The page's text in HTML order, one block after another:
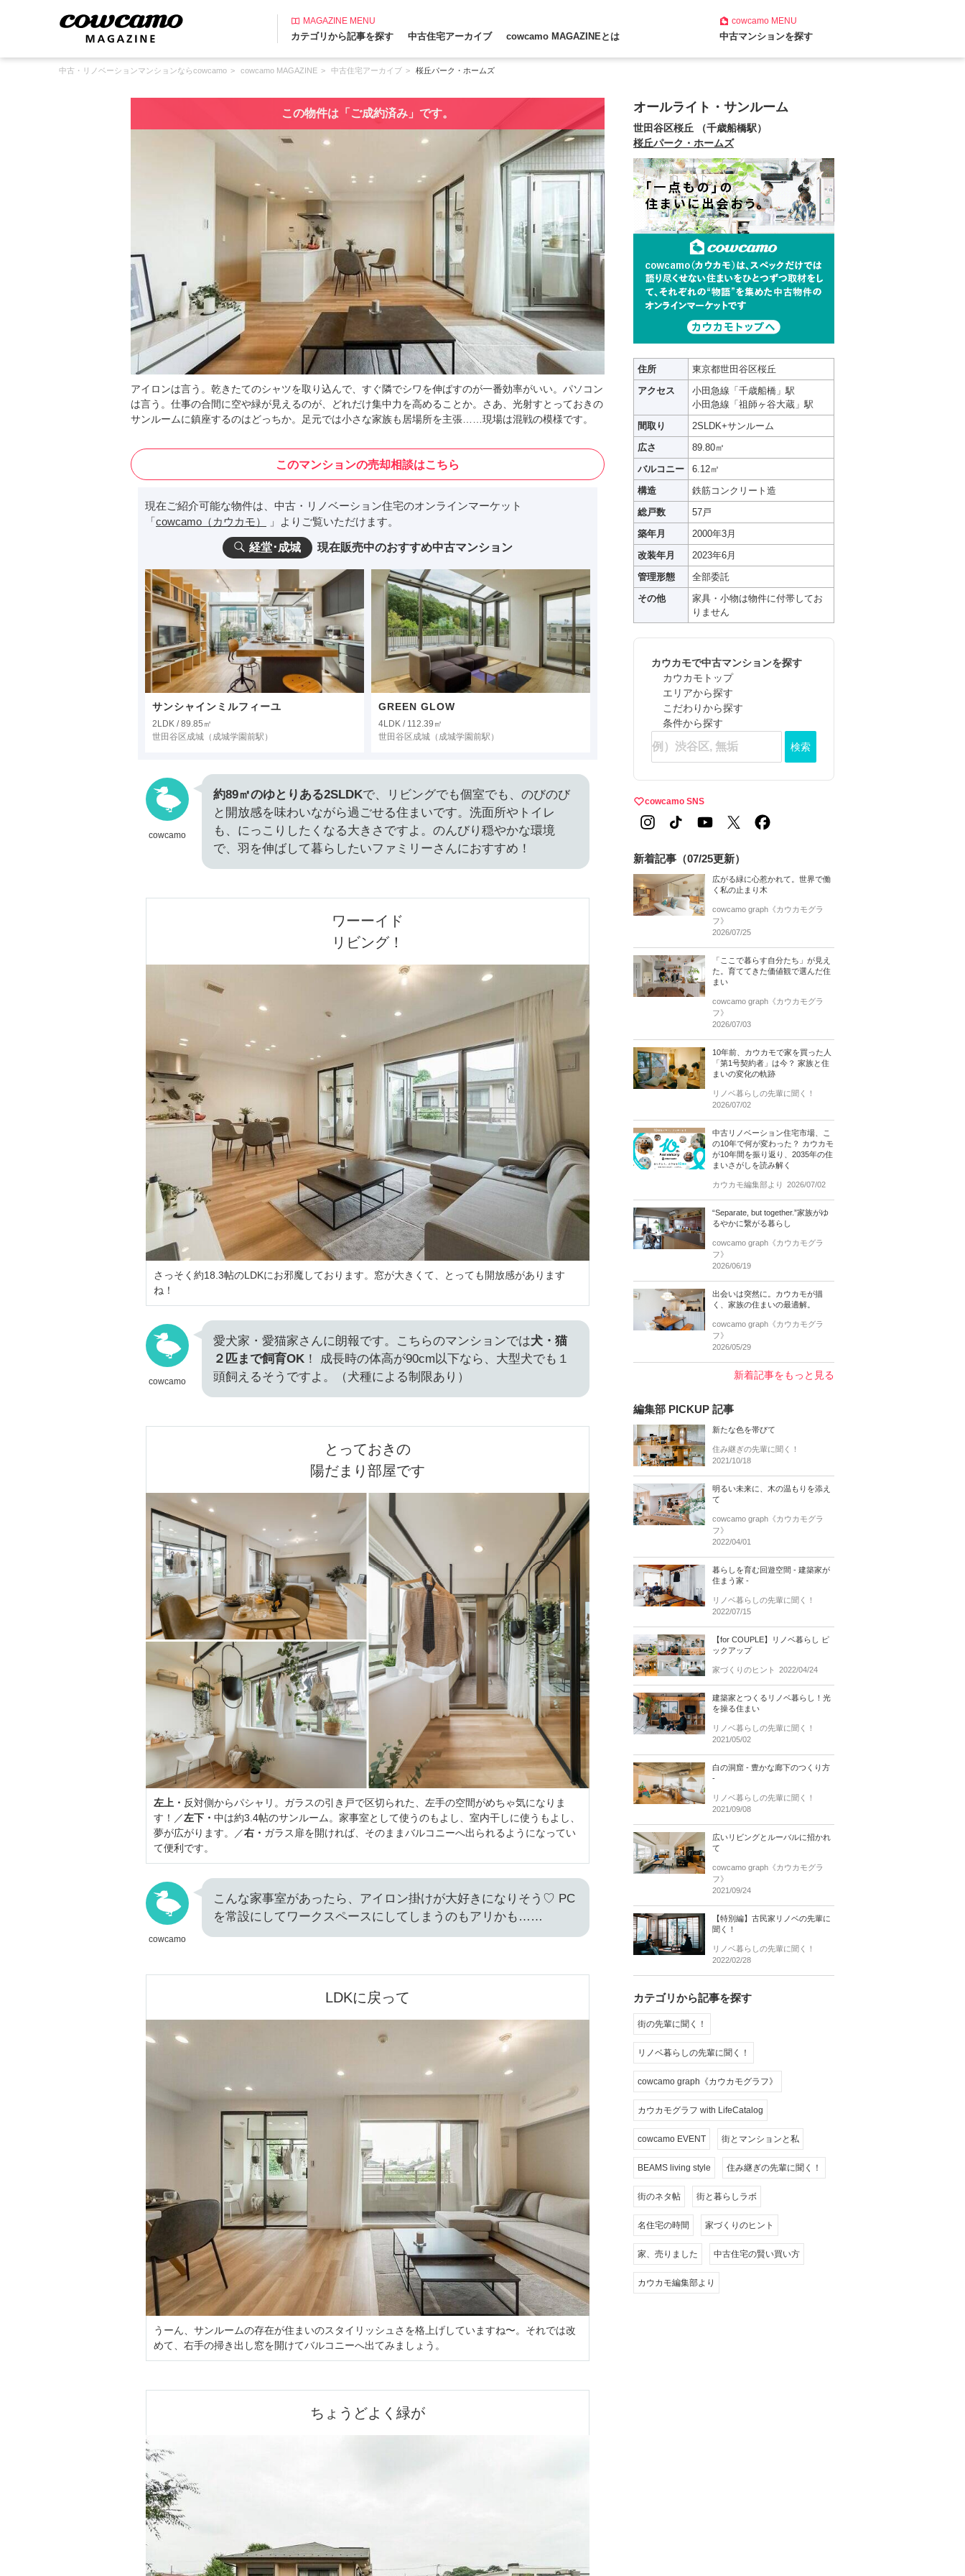
MAGAZINE MENU
カテゴリから記事を探す 中古住宅アーカイブ cowcamo MAGAZINEとは
cowcamoMENU
中古マンションを探す
中古・リノベーションマンションならcowcamo cowcamo MAGAZINE 中古住宅アーカイブ 桜丘パーク・ホームズ
この物件は「ご成約済み」です。
アイロンは言う。乾きたてのシャツを取り込んで、すぐ隣でシワを伸ばすのが一番効率がいい。パソコン
は言う。仕事の合間に空や緑が見えるのが、どれだけ集中力を高めることか。さあ、光射すとっておきの
サンルームに鎮座するのはどっちか。足元では小さな家族も居場所を主張……現場は混戦の模様です。
このマンションの売却相談はこちら
現在ご紹介可能な物件は、中古・リノベーション住宅のオンラインマーケット
「cowcamo（カウカモ） 」よりご覧いただけます。
経堂･成城 現在販売中のおすすめ中古マンション
サンシャインミルフィーユ
2LDK / 89.85㎡
世田谷区成城 （成城学園前駅）
GREEN GLOW
4LDK / 112.39㎡
世田谷区成城 （成城学園前駅）
cowcamo
約89㎡のゆとりある2SLDKで、リビングでも個室でも、のびのび
と開放感を味わいながら過ごせる住まいです。洗面所やトイレ
も、にっこりしたくなる大きさですよ。のんびり穏やかな環境
で、羽を伸ばして暮らしたいファミリーさんにおすすめ！
ワーーイド
リビング！
さっそく約18.3帖のLDKにお邪魔しております。窓が大きくて、とっても開放感があります
ね！
cowcamo
愛犬家・愛猫家さんに朗報です。こちらのマンションでは犬・猫
２匹まで飼育OK ！ 成長時の体高が90cm以下なら、大型犬でも１
頭飼えるそうですよ。（犬種による制限あり）
とっておきの
陽だまり部屋です
左上・ 反対側からパシャリ。ガラスの引き戸で区切られた、左手の空間がめちゃ気になりま
す！／左下・ 中は約3.4帖のサンルーム。家事室として使うのもよし、室内干しに使うもよし、
夢が広がります。／右・ ガラス扉を開ければ、そのままバルコニーへ出られるようになってい
て便利です。
cowcamo
こんな家事室があったら、アイロン掛けが大好きになりそう♡ PC
を常設にしてワークスペースにしてしまうのもアリかも……
LDKに戻って
うーん、サンルームの存在が住まいのスタイリッシュさを格上げしていますね〜。それでは改
めて、右手の掃き出し窓を開けてバルコニーへ出てみましょう。
ちょうどよく緑が
オールライト・サンルーム
世田谷区桜丘 （千歳船橋駅）
桜丘パーク・ホームズ
住所
東京都世田谷区桜丘
アクセス
小田急線「千歳船橋」駅
小田急線「祖師ヶ谷大蔵」駅
間取り
2SLDK+サンルーム
広さ
89.80㎡
バルコニー
6.12㎡
構造
鉄筋コンクリート造
総戸数
57戸
築年月
2000年3月
改装年月
2023年6月
管理形態
全部委託
その他
家具・小物は物件に付帯してお
りません
カウカモで中古マンションを探す
カウカモトップ
エリアから探す
こだわりから探す
条件から探す
検索
cowcamo SNS
新着記事（07/25更新）
広がる緑に心惹かれて。世界で働
く私の止まり木
cowcamo graph《カウカモグラ
フ》
2026/07/25
「ここで暮らす自分たち」が見え
た。育ててきた価値観で選んだ住
まい
cowcamo graph《カウカモグラ
フ》
2026/07/03
10年前、カウカモで家を買った人
「第1号契約者」は今？ 家族と住
まいの変化の軌跡
リノベ暮らしの先輩に聞く！
2026/07/02
中古リノベーション住宅市場、こ
の10年で何が変わった？ カウカモ
が10年間を振り返り、2035年の住
まいさがしを読み解く
カウカモ編集部より 2026/07/02
“Separate, but together.”家族がゆ
るやかに繋がる暮らし
cowcamo graph《カウカモグラ
フ》
2026/06/19
出会いは突然に。カウカモが描
く、家族の住まいの最適解。
cowcamo graph《カウカモグラ
フ》
2026/05/29
新着記事をもっと見る
編集部 PICKUP 記事
新たな色を帯びて
住み継ぎの先輩に聞く！
2021/10/18
明るい未来に、木の温もりを添え
て
cowcamo graph《カウカモグラ
フ》
2022/04/01
暮らしを育む回遊空間 - 建築家が
住まう家 -
リノベ暮らしの先輩に聞く！
2022/07/15
【for COUPLE】リノベ暮らし ピ
ックアップ
家づくりのヒント 2022/04/24
建築家とつくるリノベ暮らし！光
を操る住まい
リノベ暮らしの先輩に聞く！
2021/05/02
白の洞窟 - 豊かな廊下のつくり方
-
リノベ暮らしの先輩に聞く！
2021/09/08
広いリビングとルーバルに招かれ
て
cowcamo graph《カウカモグラ
フ》
2021/09/24
【特別編】古民家リノベの先輩に
聞く！
リノベ暮らしの先輩に聞く！
2022/02/28
カテゴリから記事を探す
街の先輩に聞く！
リノベ暮らしの先輩に聞く！
cowcamo graph《カウカモグラフ》
カウカモグラフ with LifeCatalog
cowcamo EVENT 街とマンションと私
BEAMS living style 住み継ぎの先輩に聞く！
街のネタ帖 街と暮らしラボ
名住宅の時間 家づくりのヒント
家、売りました 中古住宅の賢い買い方
カウカモ編集部より